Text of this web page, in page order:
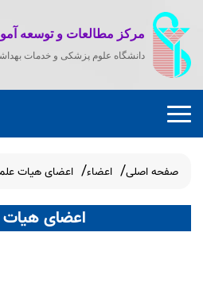
مرکز مطالعات و توسعه
دانشگاه علوم پزشکی و خدمات
صفحه اصلی اعضاء اعضای هیات
اعضای